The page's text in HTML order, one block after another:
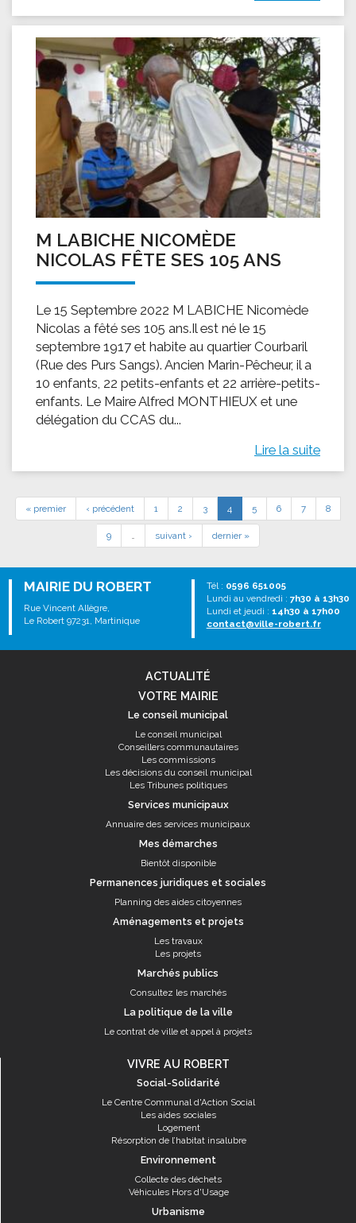
M LABICHE NICOMÈDE
NICOLAS FÊTE SES 105 ANS
Le 15 Septembre 2022 M LABICHE Nicomède
Nicolas a fêté ses 105 ans.Il est né le 15
septembre 1917 et habite au quartier Courbaril
(Rue des Purs Sangs). Ancien Marin-Pêcheur, il a
10 enfants, 22 petits-enfants et 22 arrière-petits-
enfants. Le Maire Alfred MONTHIEUX et une
délégation du CCAS du...
Lire la suite
« premier ‹ précédent 1 2 3 4 5 6 7 8
9 … suivant › dernier »
MAIRIE DU ROBERT
Rue Vincent Allègre,
Le Robert 97231, Martinique
Tél : 0596 651005
Lundi au vendredi : 7h30 à 13h30
Lundi et jeudi : 14h30 à 17h00
contact@ville-robert.fr
ACTUALITÉ
VOTRE MAIRIE
Le conseil municipal
Le conseil municipal
Conseillers communautaires
Les commissions
Les décisions du conseil municipal
Les Tribunes politiques
Services municipaux
Annuaire des services municipaux
Mes démarches
Bientôt disponible
Permanences juridiques et sociales
Planning des aides citoyennes
Aménagements et projets
Les travaux
Les projets
Marchés publics
Consultez les marchés
La politique de la ville
Le contrat de ville et appel à projets
VIVRE AU ROBERT
Social-Solidarité
Le Centre Communal d'Action Social
Les aides sociales
Logement
Résorption de l’habitat insalubre
Environnement
Collecte des déchets
Véhicules Hors d'Usage
Urbanisme